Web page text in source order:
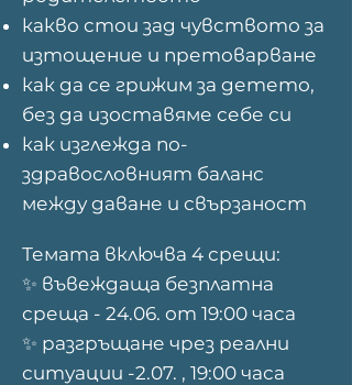
какво стои зад чувството за
изтощение и претоварване
как да се грижим за детето,
без да изоставяме себе си
как изглежда по-
здравословният баланс
между даване и свързаност
Темата включва 4 срещи:
✨ въвеждаща безплатна
среща - 24.06. от 19:00 часа
✨ разгръщане чрез реални
ситуации -2.07. , 19:00 часа